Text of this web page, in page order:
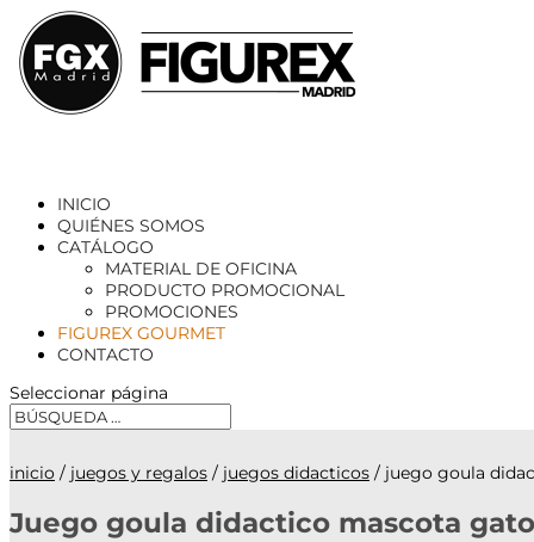
INICIO
QUIÉNES SOMOS
CATÁLOGO
MATERIAL DE OFICINA
PRODUCTO PROMOCIONAL
PROMOCIONES
FIGUREX GOURMET
CONTACTO
Seleccionar página
inicio / juegos y regalos / juegos didacticos / juego goula
Juego goula didactico mascota